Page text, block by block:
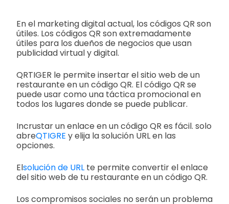
En el marketing digital actual, los códigos QR son
útiles. Los códigos QR son extremadamente
útiles para los dueños de negocios que usan
publicidad virtual y digital.
QRTIGER le permite insertar el sitio web de un
restaurante en un código QR. El código QR se
puede usar como una táctica promocional en
todos los lugares donde se puede publicar.
Incrustar un enlace en un código QR es fácil. solo
abreQTIGRE y elija la solución URL en las
opciones.
Elsolución de URL te permite convertir el enlace
del sitio web de tu restaurante en un código QR.
Los compromisos sociales no serán un problema